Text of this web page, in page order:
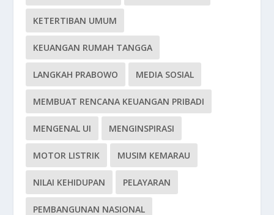
KETERTIBAN UMUM
KEUANGAN RUMAH TANGGA
LANGKAH PRABOWO MEDIA SOSIAL
MEMBUAT RENCANA KEUANGAN PRIBADI
MENGENAL UI MENGINSPIRASI
MOTOR LISTRIK MUSIM KEMARAU
NILAI KEHIDUPAN PELAYARAN
PEMBANGUNAN NASIONAL